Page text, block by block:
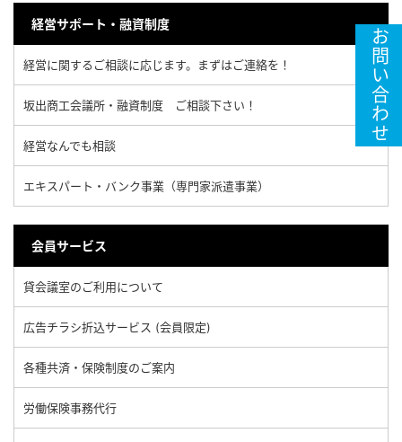
経営サポート・融資制度
経営に関するご相談に応じます。まずはご連絡を！
坂出商工会議所・融資制度 ご相談下さい！
経営なんでも相談
エキスパート・バンク事業（専門家派遣事業）
会員サービス
貸会議室のご利用について
広告チラシ折込サービス (会員限定)
各種共済・保険制度のご案内
労働保険事務代行
お問い合わせ